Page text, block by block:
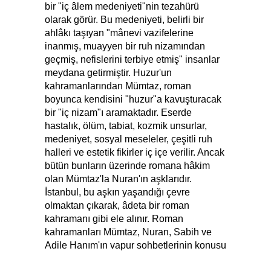
bir "iç âlem medeniyeti"nin tezahürü
olarak görür. Bu medeniyeti, belirli bir
ahlâkı taşıyan "mânevi vazifelerine
inanmış, muayyen bir ruh nizamından
geçmiş, nefislerini terbiye etmiş" insanlar
meydana getirmiştir. Huzur'un
kahramanlarından Mümtaz, roman
boyunca kendisini "huzur"a kavuşturacak
bir "iç nizam"ı aramaktadır. Eserde
hastalık, ölüm, tabiat, kozmik unsurlar,
medeniyet, sosyal meseleler, çeşitli ruh
halleri ve estetik fikirler iç içe verilir. Ancak
bütün bunların üzerinde romana hâkim
olan Mümtaz'la Nuran'ın aşklarıdır.
İstanbul, bu aşkın yaşandığı çevre
olmaktan çıkarak, âdeta bir roman
kahramanı gibi ele alınır. Roman
kahramanları Mümtaz, Nuran, Sabih ve
Adile Hanım'ın vapur sohbetlerinin konusu